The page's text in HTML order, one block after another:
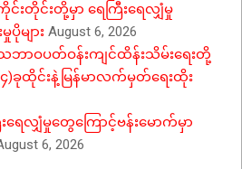
းတိုင်းတို့မှာ ရေကြီးရေလျှံမှု
ပိုများ August 6, 2026
ာဝပတ်ဝန်းကျင်ထိန်းသိမ်းရေးတို့
)ခုထိုင်းနဲ့မြန်မာလက်မှတ်ရေးထိုး
ရေလျှံမှုတွေကြောင့်ဗန်းမောက်မှာ
6, 2026